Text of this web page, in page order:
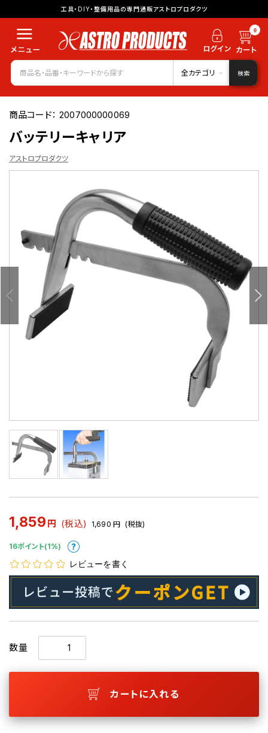
工具・DIY・整備用品の専門通販アストロプロダクツ
0
全カテゴリ 検索
商品コード：2007000000069
バッテリーキャリア
アストロプロダクツ
1,859 円 (税込) 1,690 円 (税抜)
16ポイント(1%)
レビューを書く
数量
カートに入れる